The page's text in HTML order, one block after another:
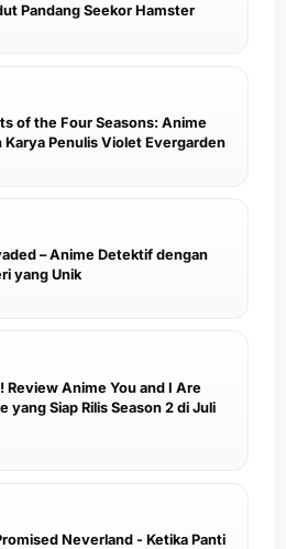
Pandang Seekor Hamster
of the Four Seasons: Anime
Karya Penulis Violet Evergarden
– Anime Detektif dengan
yang Unik
Review Anime You and I Are
yang Siap Rilis Season 2 di Juli
Neverland - Ketika Panti